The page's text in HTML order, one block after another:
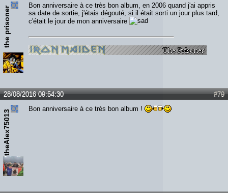
the prisoner
Bon anniversaire à ce très bon album, en 2006 quand j'ai appris
sa date de sortie, j'étais dégouté, si il était sorti un jour plus tard,
c'était le jour de mon anniversaire
#79
28/08/2016 09:54:30
theAlex75013
Bon anniversaire à ce très bon album !